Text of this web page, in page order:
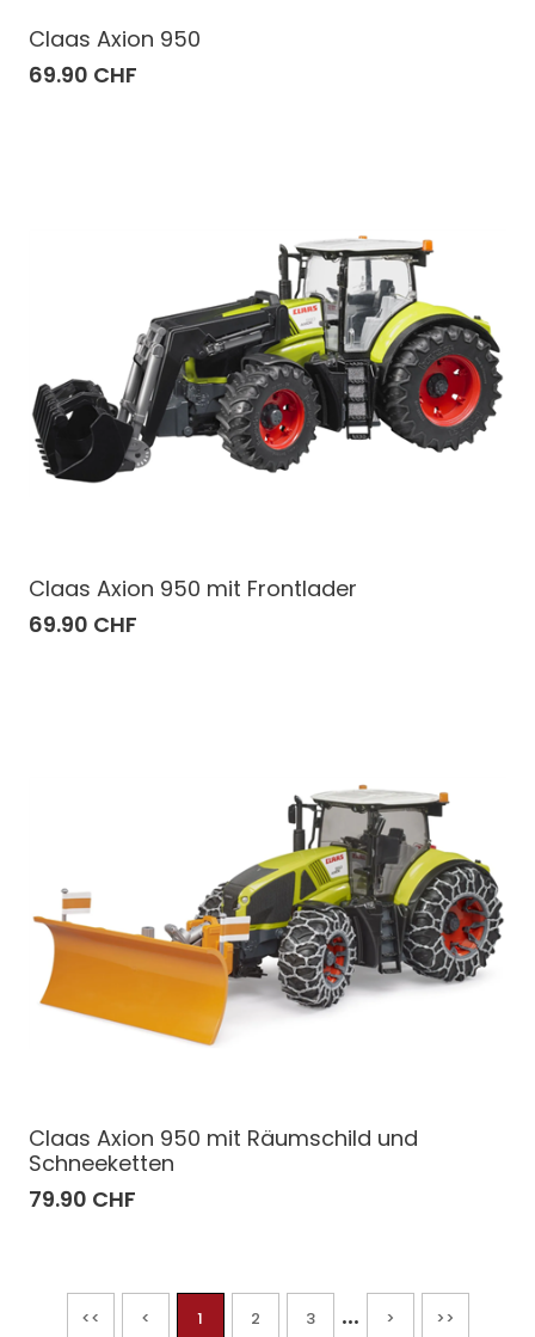
Claas Axion 950
69.90 CHF
Claas Axion 950 mit Frontlader
69.90 CHF
Claas Axion 950 mit Räumschild und
Schneeketten
79.90 CHF
<< < 1 2 3 ... > >>